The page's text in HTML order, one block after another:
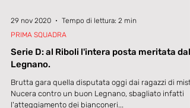
Tempo di lettura: 2 min
Serie D: al Riboli l'intera posta meritata dal
Legnano.